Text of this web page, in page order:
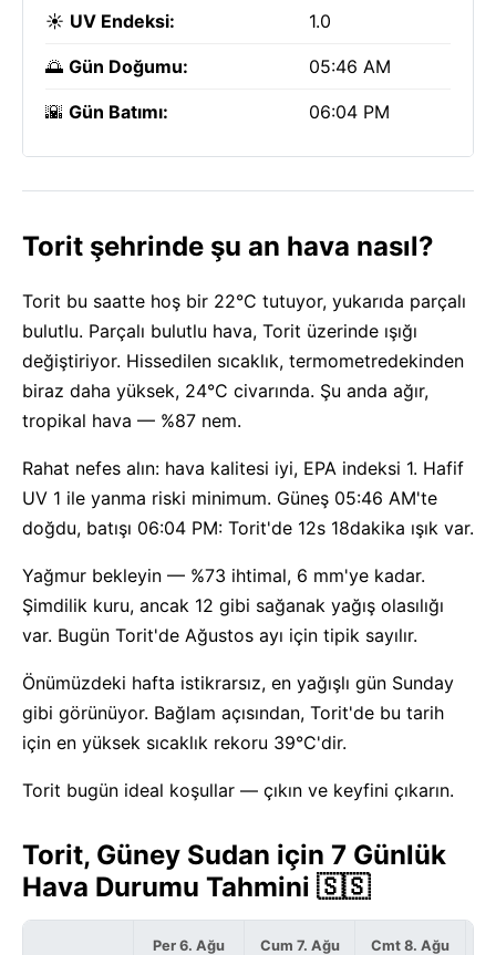
☀️ UV Endeksi: 1.0
🌅 Gün Doğumu: 05:46 AM
🌇 Gün Batımı: 06:04 PM
Torit şehrinde şu an hava nasıl?
Torit bu saatte hoş bir 22°C tutuyor, yukarıda parçalı
bulutlu. Parçalı bulutlu hava, Torit üzerinde ışığı
değiştiriyor. Hissedilen sıcaklık, termometredekinden
biraz daha yüksek, 24°C civarında. Şu anda ağır,
tropikal hava — %87 nem.
Rahat nefes alın: hava kalitesi iyi, EPA indeksi 1. Hafif
UV 1 ile yanma riski minimum. Güneş 05:46 AM'te
doğdu, batışı 06:04 PM: Torit'de 12s 18dakika ışık var.
Yağmur bekleyin — %73 ihtimal, 6 mm'ye kadar.
Şimdilik kuru, ancak 12 gibi sağanak yağış olasılığı
var. Bugün Torit'de Ağustos ayı için tipik sayılır.
Önümüzdeki hafta istikrarsız, en yağışlı gün Sunday
gibi görünüyor. Bağlam açısından, Torit'de bu tarih
için en yüksek sıcaklık rekoru 39°C'dir.
Torit bugün ideal koşullar — çıkın ve keyfini çıkarın.
Torit, Güney Sudan için 7 Günlük
Hava Durumu Tahmini 🇸🇸
Per 6. Ağu Cum 7. Ağu Cmt 8. Ağu